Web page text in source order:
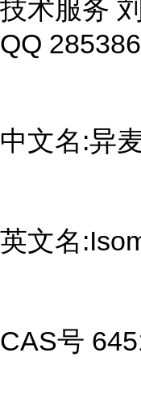
技术服务
QQ
中文名:异
英文名
CAS号